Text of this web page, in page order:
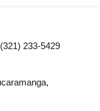
233-5429